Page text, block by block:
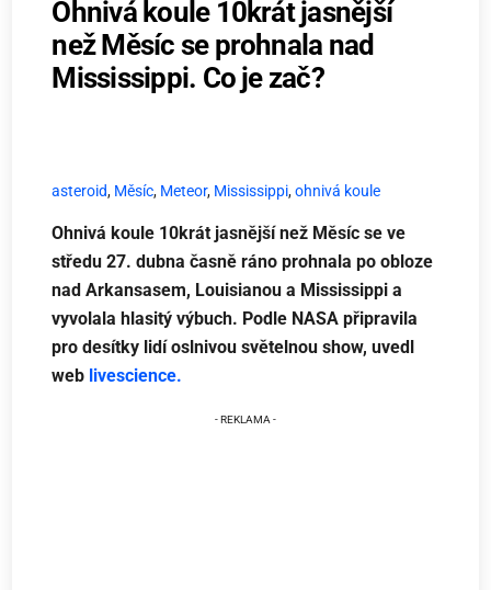
Ohnivá koule 10krát jasnější
než Měsíc se prohnala nad
Mississippi. Co je zač?
asteroid, Měsíc, Meteor, Mississippi,ohnivá koule
Ohnivá koule 10krát jasnější než Měsíc se ve
středu 27. dubna časně ráno prohnala po obloze
nad Arkansasem, Louisianou a Mississippi a
vyvolala hlasitý výbuch. Podle NASA připravila
pro desítky lidí oslnivou světelnou show, uvedl
web livescience.